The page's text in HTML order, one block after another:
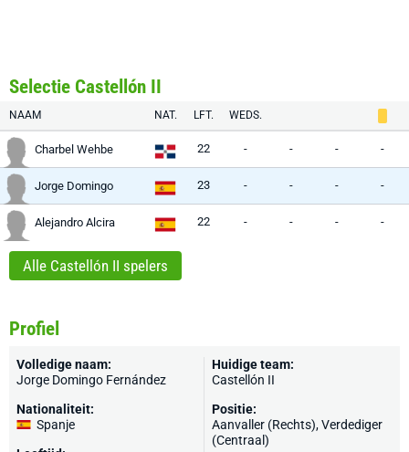
Selectie Castellón II
NAAM NAT. LFT. WEDS.
Charbel Wehbe 22 - - - -
Jorge Domingo 23 - - - -
Alejandro Alcira 22 - - - -
Alle Castellón II spelers
Profiel
Volledige naam:
Jorge Domingo Fernández
Nationaliteit:
Spanje
Huidige team:
Castellón II
Positie:
Aanvaller (Rechts), Verdediger
(Centraal)